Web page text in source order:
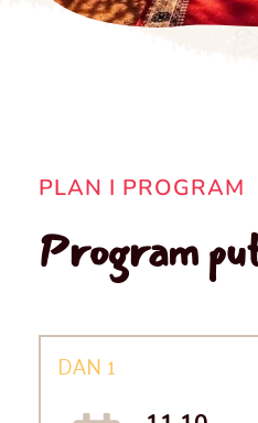
PLAN I PROGRAM
Program
DAN 1